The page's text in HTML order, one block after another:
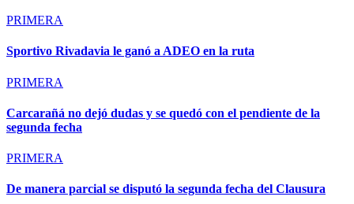
PRIMERA
Sportivo Rivadavia le ganó a ADEO en la ruta
PRIMERA
Carcarañá no dejó dudas y se quedó con el pendiente de la
segunda fecha
PRIMERA
De manera parcial se disputó la segunda fecha del Clausura